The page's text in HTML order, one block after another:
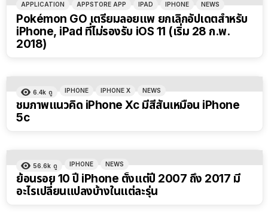
APPLICATION
APPSTORE APP IPAD IPHONE NEWS
Pokémon GO เตรียมลอยแพ ยกเลิกอัปเดตสำหรับ
iPhone, iPad ที่ไม่รองรับ iOS 11 (เริ่ม 28 ก.พ.
2018)
6.4k ดู IPHONE IPHONE X NEWS
ชมภาพแนวคิด iPhone Xc มีสีสันเหมือน iPhone
5c
56.6k ดู IPHONE NEWS
ย้อนรอย 10 ปี iPhone ตั้งแต่ปี 2007 ถึง 2017 มี
อะไรเปลี่ยนแปลงบ้างในแต่ละรุ่น